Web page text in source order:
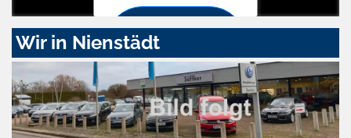
Zustimmen
aktivieren
Wir in Nienstädt